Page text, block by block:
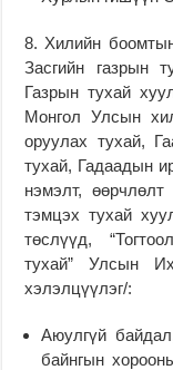
8. Хилийн
Засгийн газрын
Газрын тухай
Монгол Улсын
оруулах тухай,
тухай, Гадаадын
нэмэлт,
тэмцэх тухай
төслүүд,
тухай” Улсын
хэлэлцүүлэг/:
Аюулгүй
байнгын